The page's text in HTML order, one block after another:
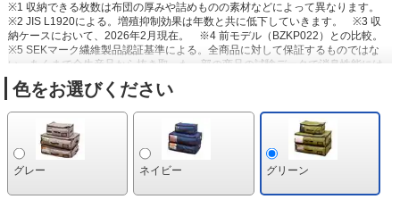
※1 収納できる枚数は布団の厚みや詰めものの素材などによって異なります。
※2 JIS L1920による。増殖抑制効果は年数と共に低下していきます。
※3 収
納ケースにおいて、2026年2月現在。
※4 前モデル（BZKP022）との比較。
※5 SEKマーク繊維製品認証基準による。全商品に対して保証するものではな
い。あくまで全生産品から抜き取った一部の商品の試験データで消臭性能には
個体差あり。
※6 2021年発売BZKP006との比較。
合。 吸湿過程 30℃90%RH・放湿過程 20℃50%RHを1000回繰り返したデータ
色をお選びください
グレー ネイビー グリーン